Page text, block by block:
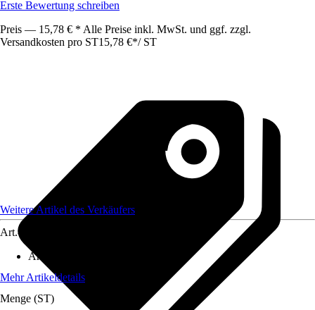
Erste Bewertung schreiben
Preis — 15,78 € * Alle Preise inkl. MwSt. und ggf. zzgl.
Versandkosten pro ST15,78 €*/ ST
Weitere Artikel des Verkäufers
Art.-Nr.
Artikeltyp
Mehr Artikeldetails
Menge (ST)